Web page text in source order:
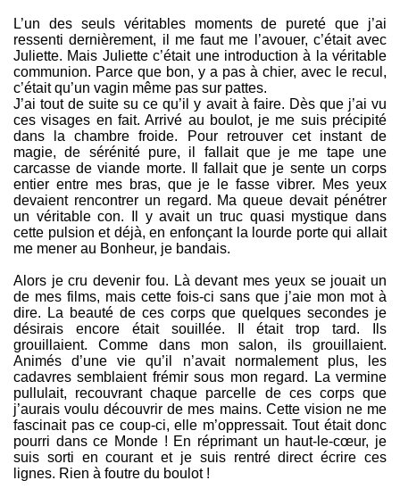
L’un des seuls véritables moments de pureté que j’ai
ressenti dernièrement, il me faut me l’avouer, c’était avec
Juliette. Mais Juliette c’était une introduction à la véritable
communion. Parce que bon, y a pas à chier, avec le recul,
c’était qu’un vagin même pas sur pattes.
J’ai tout de suite su ce qu’il y avait à faire. Dès que j’ai vu
ces visages en fait. Arrivé au boulot, je me suis précipité
dans la chambre froide. Pour retrouver cet instant de
magie, de sérénité pure, il fallait que je me tape une
carcasse de viande morte. Il fallait que je sente un corps
entier entre mes bras, que je le fasse vibrer. Mes yeux
devaient rencontrer un regard. Ma queue devait pénétrer
un véritable con. Il y avait un truc quasi mystique dans
cette pulsion et déjà, en enfonçant la lourde porte qui allait
me mener au Bonheur, je bandais.
Alors je cru devenir fou. Là devant mes yeux se jouait un
de mes films, mais cette fois-ci sans que j’aie mon mot à
dire. La beauté de ces corps que quelques secondes je
désirais encore était souillée. Il était trop tard. Ils
grouillaient. Comme dans mon salon, ils grouillaient.
Animés d’une vie qu’il n’avait normalement plus, les
cadavres semblaient frémir sous mon regard. La vermine
pullulait, recouvrant chaque parcelle de ces corps que
j’aurais voulu découvrir de mes mains. Cette vision ne me
fascinait pas ce coup-ci, elle m’oppressait. Tout était donc
pourri dans ce Monde ! En réprimant un haut-le-cœur, je
suis sorti en courant et je suis rentré direct écrire ces
lignes. Rien à foutre du boulot !